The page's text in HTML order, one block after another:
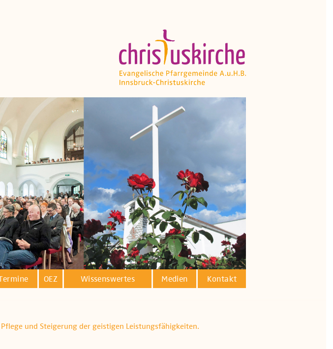
OEZ Wissenswertes Medien Kontakt
und Steigerung der geistigen Leistungsfähigkeiten.